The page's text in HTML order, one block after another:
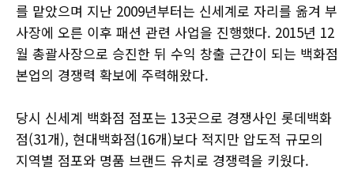
를 맡았으며 지난 2009년부터는 신세계로 자리를 옮겨 부
사장에 오른 이후 패션 관련 사업을 진행했다. 2015년 12
월 총괄사장으로 승진한 뒤 수익 창출 근간이 되는 백화점
본업의 경쟁력 확보에 주력해왔다.
당시 신세계 백화점 점포는 13곳으로 경쟁사인 롯데백화
점(31개), 현대백화점(16개)보다 적지만 압도적 규모의
지역별 점포와 명품 브랜드 유치로 경쟁력을 키웠다.